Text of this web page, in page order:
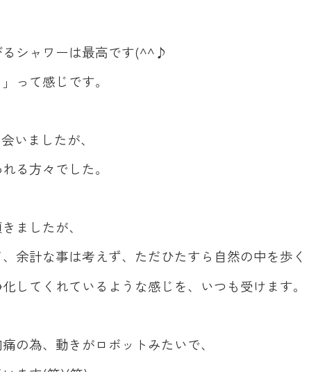
シャワーは最高です(^^♪
って感じです。
いましたが、
る方々でした。
ましたが、
余計な事は考えず、ただひたすら自然の中を歩く
してくれているような感じを、いつも受けます。
の為、動きがロボットみたいで、